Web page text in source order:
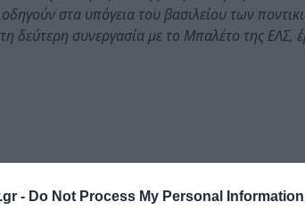
- Do Not Process My Personal Information
στα υπόγεια του βασιλείου των
δεύτερη συνεργασία με το Μπαλέτο της ΕΛΣ,